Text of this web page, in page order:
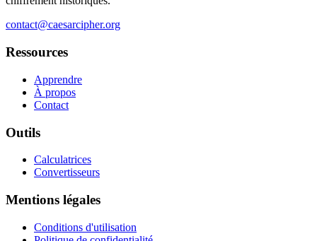
contact@caesarcipher.org
Ressources
Apprendre
À propos
Contact
Outils
Calculatrices
Convertisseurs
Mentions légales
Conditions d'utilisation